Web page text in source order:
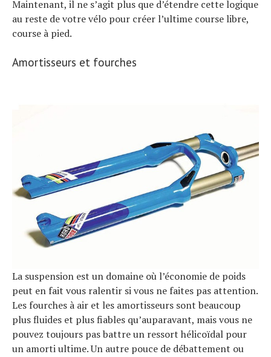
Maintenant, il ne s’agit plus que d’étendre cette logique
au reste de votre vélo pour créer l’ultime course libre,
course à pied.
Amortisseurs et fourches
La suspension est un domaine où l’économie de poids
peut en fait vous ralentir si vous ne faites pas attention.
Les fourches à air et les amortisseurs sont beaucoup
plus fluides et plus fiables qu’auparavant, mais vous ne
pouvez toujours pas battre un ressort hélicoïdal pour
un amorti ultime. Un autre pouce de débattement ou